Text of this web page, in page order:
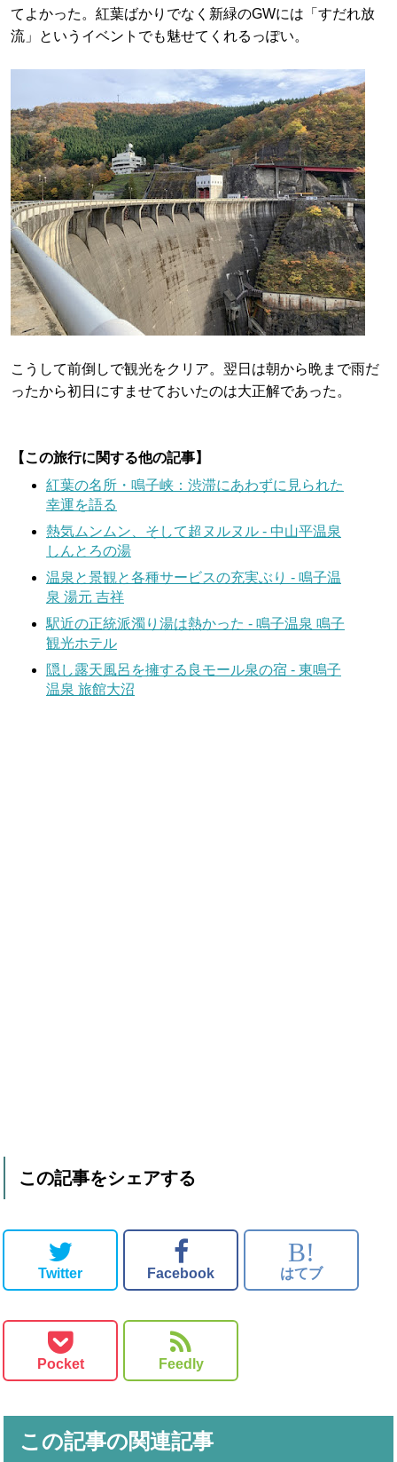
てよかった。紅葉ばかりでなく新緑のGWには「すだれ放
流」というイベントでも魅せてくれるっぽい。
こうして前倒しで観光をクリア。翌日は朝から晩まで雨だ
ったから初日にすませておいたのは大正解であった。
【この旅行に関する他の記事】
紅葉の名所・鳴子峡：渋滞にあわずに見られた
幸運を語る
熱気ムンムン、そして超ヌルヌル - 中山平温泉
しんとろの湯
温泉と景観と各種サービスの充実ぶり - 鳴子温
泉 湯元 吉祥
駅近の正統派濁り湯は熱かった - 鳴子温泉 鳴子
観光ホテル
隠し露天風呂を擁する良モール泉の宿 - 東鳴子
温泉 旅館大沼
この記事をシェアする
Twitter Facebook
B!
はてブ
Pocket Feedly
この記事の関連記事